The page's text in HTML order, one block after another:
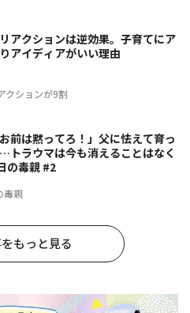
クションが9割
アクションは逆効果。子育てにア
アイディアがいい理由
毒親
お前は黙ってろ！」父に怯えて育っ
ラウマは今も消えることはなく
の毒親 #2
もっと見る